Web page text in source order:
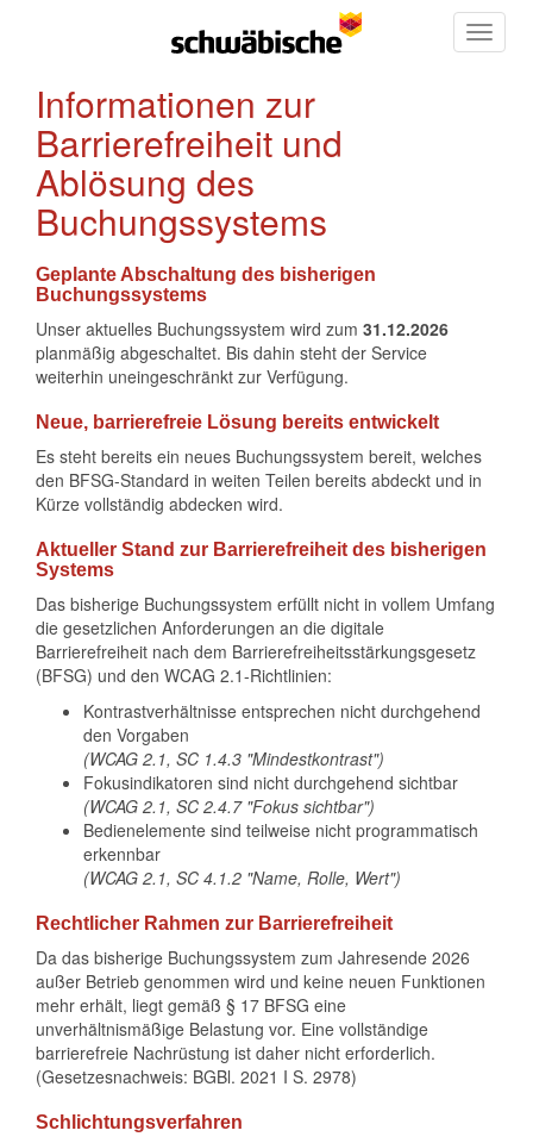
Toggle
Informationen zur
Barrierefreiheit und
Ablösung des
Buchungssystems
Geplante Abschaltung des bisherigen
Buchungssystems
Unser aktuelles Buchungssystem wird zum 31.12.2026
planmäßig abgeschaltet. Bis dahin steht der Service
weiterhin uneingeschränkt zur Verfügung.
Neue, barrierefreie Lösung bereits entwickelt
Es steht bereits ein neues Buchungssystem bereit, welches
den BFSG-Standard in weiten Teilen bereits abdeckt und in
Kürze vollständig abdecken wird.
Aktueller Stand zur Barrierefreiheit des bisherigen
Systems
Das bisherige Buchungssystem erfüllt nicht in vollem Umfang
die gesetzlichen Anforderungen an die digitale
Barrierefreiheit nach dem Barrierefreiheitsstärkungsgesetz
(BFSG) und den WCAG 2.1-Richtlinien:
Kontrastverhältnisse entsprechen nicht durchgehend
den Vorgaben
(WCAG 2.1, SC 1.4.3 "Mindestkontrast")
Fokusindikatoren sind nicht durchgehend sichtbar
(WCAG 2.1, SC 2.4.7 "Fokus sichtbar")
Bedienelemente sind teilweise nicht programmatisch
erkennbar
(WCAG 2.1, SC 4.1.2 "Name, Rolle, Wert")
Rechtlicher Rahmen zur Barrierefreiheit
Da das bisherige Buchungssystem zum Jahresende 2026
außer Betrieb genommen wird und keine neuen Funktionen
mehr erhält, liegt gemäß § 17 BFSG eine
unverhältnismäßige Belastung vor. Eine vollständige
barrierefreie Nachrüstung ist daher nicht erforderlich.
(Gesetzesnachweis: BGBl. 2021 I S. 2978)
Schlichtungsverfahren